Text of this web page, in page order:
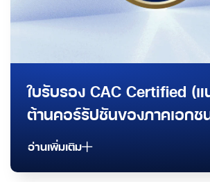
ใบรับรอง CAC Certified (
ต้านคอร์รัปชันของภาคเอกช
อ่านเพิ่มเติม